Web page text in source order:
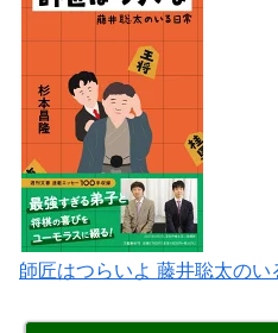
師匠はつらいよ 藤井聡太のい